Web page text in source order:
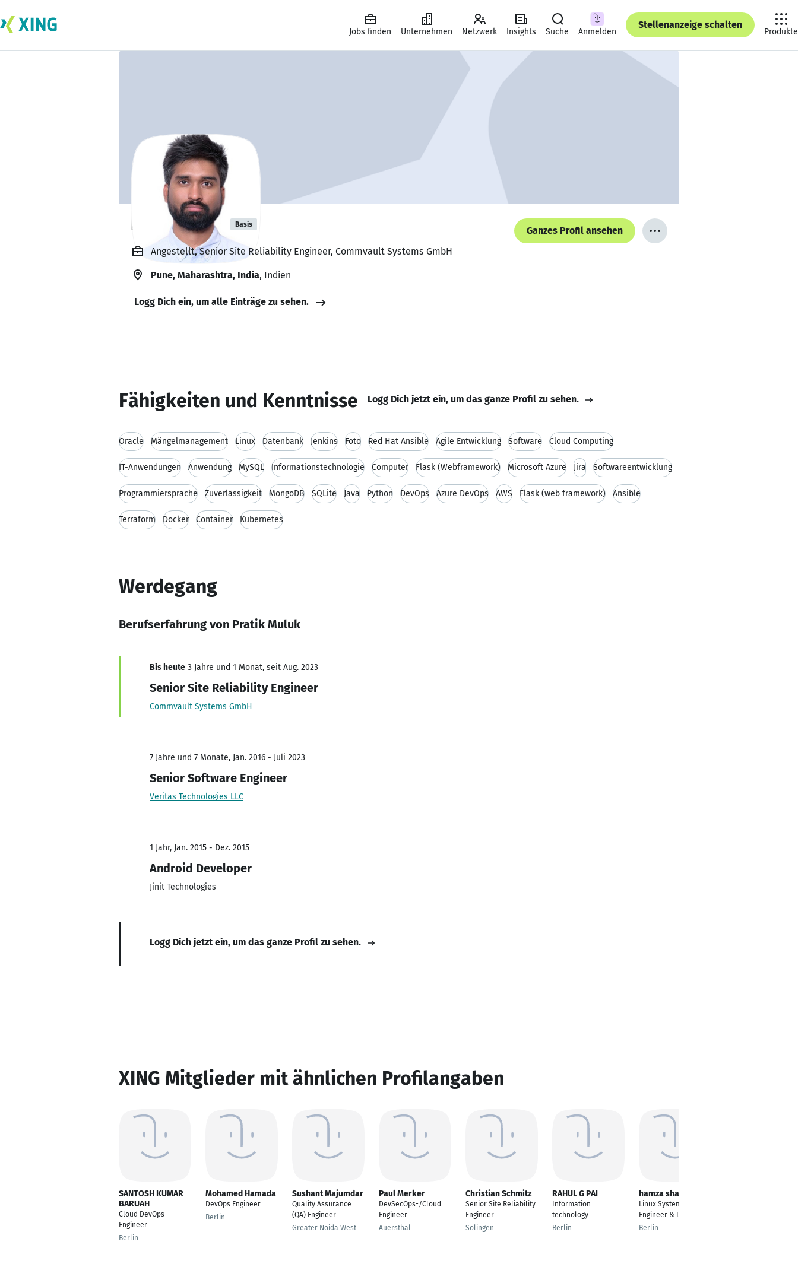
Jobs finden Unternehmen Netzwerk Insights Suche Anmelden
Stellenanzeige schalten
Produkte
Pratik Muluk Basis
Ganzes Profil ansehen
Angestellt, Senior Site Reliability Engineer, Commvault Systems GmbH
Pune, Maharashtra, India, Indien
Logg Dich ein, um alle Einträge zu sehen.
Fähigkeiten und Kenntnisse Logg Dich jetzt ein, um das ganze Profil zu sehen.
Oracle Mängelmanagement Linux Datenbank Jenkins Foto Red Hat Ansible Agile Entwicklung Software Cloud Computing
IT-Anwendungen Anwendung MySQL Informationstechnologie Computer Flask (Webframework) Microsoft Azure Jira Softwareentwicklung
Programmiersprache Zuverlässigkeit MongoDB SQLite Java Python DevOps Azure DevOps AWS Flask (web framework) Ansible
Terraform Docker Container Kubernetes
Werdegang
Berufserfahrung von Pratik Muluk
Bis heute 3 Jahre und 1 Monat, seit Aug. 2023
Senior Site Reliability Engineer
Commvault Systems GmbH
7 Jahre und 7 Monate, Jan. 2016 - Juli 2023
Senior Software Engineer
Veritas Technologies LLC
1 Jahr, Jan. 2015 - Dez. 2015
Android Developer
Jinit Technologies
Logg Dich jetzt ein, um das ganze Profil zu sehen.
XING Mitglieder mit ähnlichen Profilangaben
SANTOSH KUMAR
BARUAH
Cloud DevOps
Engineer
Berlin
Mohamed Hamada
DevOps Engineer
Berlin
Sushant Majumdar
Quality Assurance
(QA) Engineer
Greater Noida West
Paul Merker
DevSecOps-/Cloud
Engineer
Auersthal
Christian Schmitz
Senior Site Reliability
Engineer
Solingen
RAHUL G PAI
Information
technology
Berlin
hamza shabbir
Linux System
Engineer & DBA
Berlin